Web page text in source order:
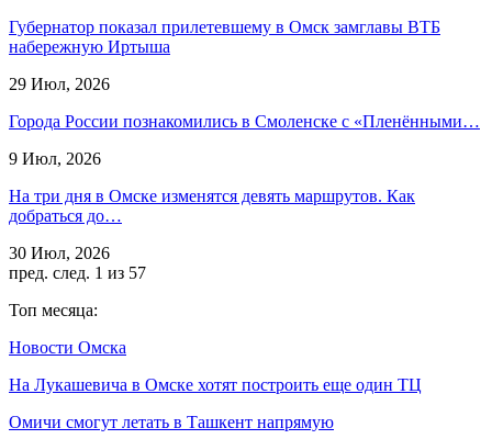
Губернатор показал прилетевшему в Омск замглавы ВТБ
набережную Иртыша
29 Июл, 2026
Города России познакомились в Смоленске с «Пленёнными…
9 Июл, 2026
На три дня в Омске изменятся девять маршрутов. Как
добраться до…
30 Июл, 2026
пред. след. 1 из 57
Топ месяца:
Новости Омска
На Лукашевича в Омске хотят построить еще один ТЦ
Омичи смогут летать в Ташкент напрямую